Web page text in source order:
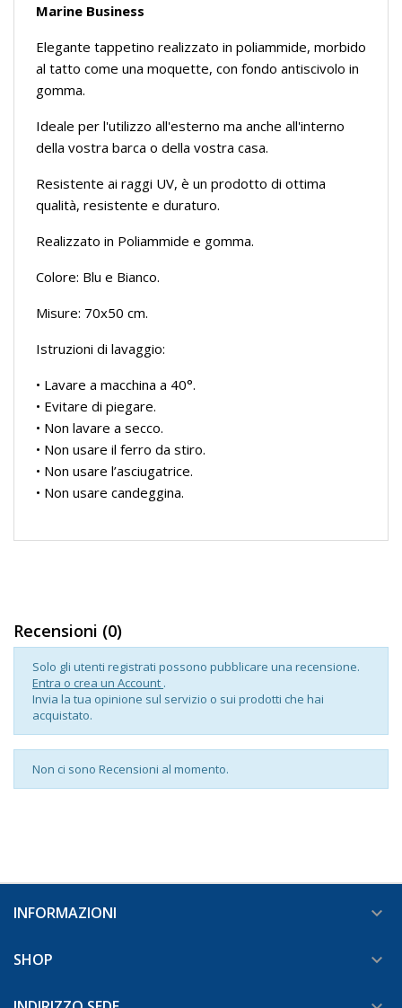
Marine Business
Elegante tappetino realizzato in poliammide, morbido
al tatto come una moquette, con fondo antiscivolo in
gomma.
Ideale per l'utilizzo all'esterno ma anche all'interno
della vostra barca o della vostra casa.
Resistente ai raggi UV, è un prodotto di ottima
qualità, resistente e duraturo.
Realizzato in Poliammide e gomma.
Colore: Blu e Bianco.
Misure: 70x50 cm.
Istruzioni di lavaggio:
• Lavare a macchina a 40°.
• Evitare di piegare.
• Non lavare a secco.
• Non usare il ferro da stiro.
• Non usare l’asciugatrice.
• Non usare candeggina.
Recensioni (0)
Solo gli utenti registrati possono pubblicare una recensione.
Entra o crea un Account .
Invia la tua opinione sul servizio o sui prodotti che hai
acquistato.
Non ci sono Recensioni al momento.
INFORMAZIONI 
SHOP 